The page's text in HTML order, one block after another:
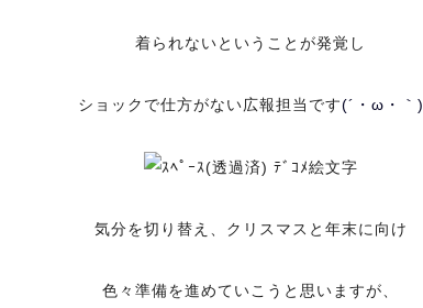
着られないということが発覚し
ショックで仕方がない広報担当です(´・ω・｀)
気分を切り替え、クリスマスと年末に向け
色々準備を進めていこうと思いますが、